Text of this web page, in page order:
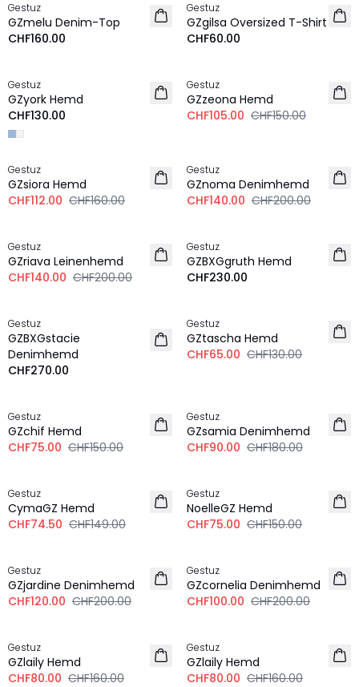
NEU
Gestuz
GZmelu Denim-Top
CHF160.00
NEU
Gestuz
GZgilsa Oversized T-Shirt
CHF60.00
NEU
Gestuz
GZyork Hemd
CHF130.00
LEINEN
Gestuz
GZzeona Hemd
CHF105.00 CHF150.00
-30%
Gestuz
GZsiora Hemd
CHF112.00 CHF160.00
Gestuz
GZnoma Denimhemd
CHF140.00 CHF200.00
LEINEN
Gestuz
GZriava Leinenhemd
CHF140.00 CHF200.00
NEU
Gestuz
GZBXGgruth Hemd
CHF230.00
NEU
Gestuz
GZBXGstacie
Denimhemd
CHF270.00
LEINEN
Gestuz
GZtascha Hemd
CHF65.00 CHF130.00
Gestuz
GZchif Hemd
CHF75.00 CHF150.00
Gestuz
GZsamia Denimhemd
CHF90.00 CHF180.00
Gestuz
CymaGZ Hemd
CHF74.50 CHF149.00
Gestuz
NoelleGZ Hemd
CHF75.00 CHF150.00
Gestuz
GZjardine Denimhemd
CHF120.00 CHF200.00
Gestuz
GZcornelia Denimhemd
CHF100.00 CHF200.00
Gestuz
GZlaily Hemd
CHF80.00 CHF160.00
Gestuz
GZlaily Hemd
CHF80.00 CHF160.00